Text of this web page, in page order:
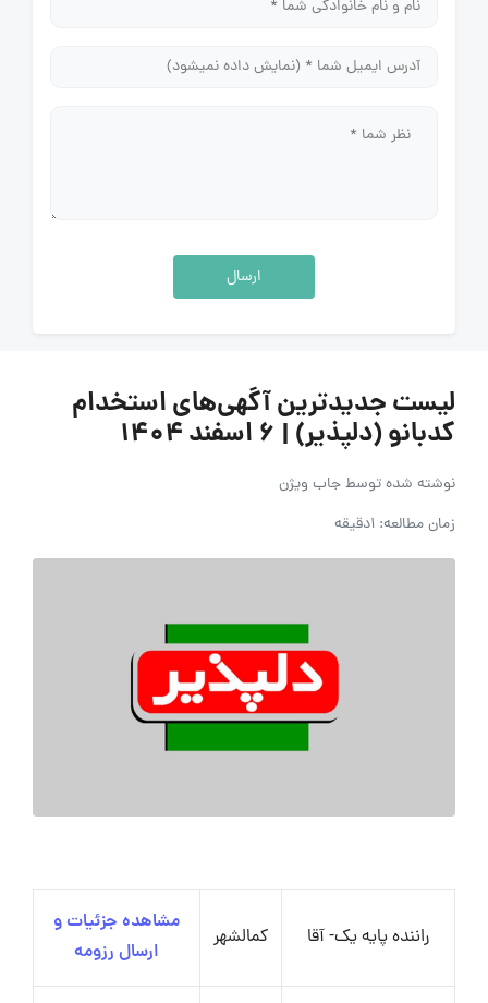
ارسال
لیست جدیدترین آگهی‌های استخدام
کدبانو (دلپذیر) | ۶ اسفند ۱۴۰۴
نوشته شده توسطجاب ویژن
زمان مطالعه: 1دقیقه
راننده پایه یک- آقا کمالشهر
مشاهده جزئیات و
ارسال رزومه